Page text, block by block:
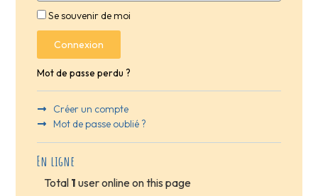
Se souvenir de moi
Connexion
Mot de passe perdu ?
Créer un compte
Mot de passe oublié ?
En ligne
Total 1 user online on this page